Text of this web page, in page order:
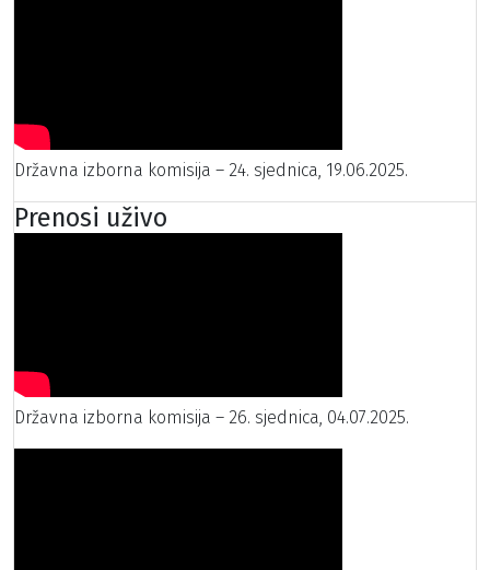
Državna izborna komisija – 24. sjednica, 19.06.2025.
Prenosi uživo
Državna izborna komisija – 26. sjednica, 04.07.2025.